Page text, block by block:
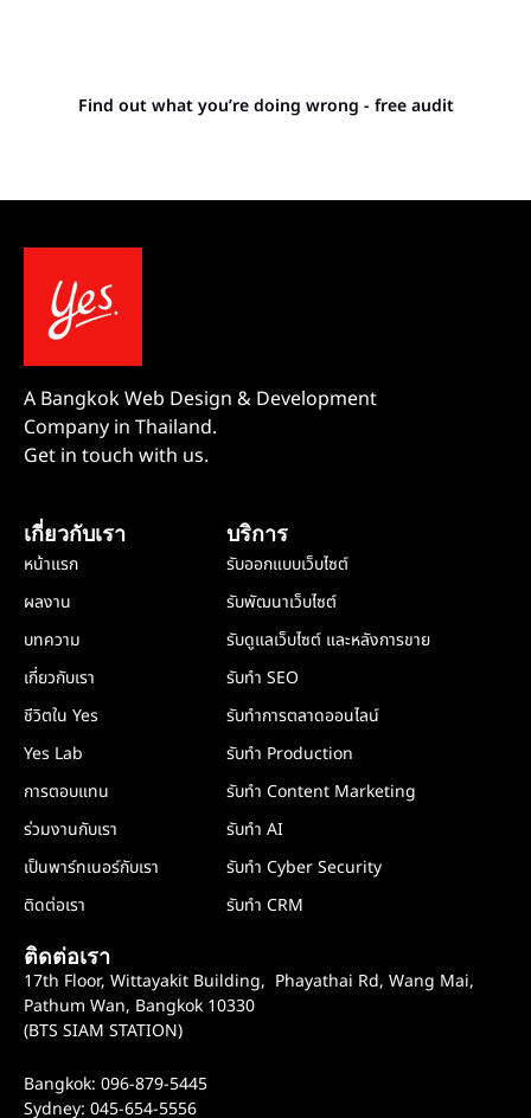
Find out what you’re doing wrong - free audit
A Bangkok Web Design & Development
Company in Thailand.
Get in touch with us.
เกี่ยวกับเรา
หน้าแรก
ผลงาน
บทความ
เกี่ยวกับเรา
ชีวิตใน Yes
Yes Lab
การตอบแทน
ร่วมงานกับเรา
เป็นพาร์ทเนอร์กับเรา
ติดต่อเรา
บริการ
รับออกแบบเว็บไซต์
รับพัฒนาเว็บไซต์
รับดูแลเว็บไซต์ และหลังการขาย
รับทำ SEO
รับทำการตลาดออนไลน์
รับทำ Production
รับทำ Content Marketing
รับทำ AI
รับทำ Cyber Security
รับทำ CRM
ติดต่อเรา
17th Floor, Wittayakit Building, Phayathai Rd, Wang Mai,
Pathum Wan, Bangkok 10330
(BTS SIAM STATION)
Bangkok: 096-879-5445
Sydney: 045-654-5556